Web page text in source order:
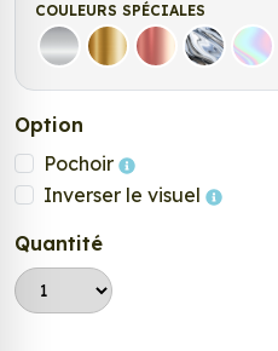
COULEURS SPÉCIALES
Argent Or Rose Gold
Chrome
Option
Pochoir
Inverser le visuel
Quantité